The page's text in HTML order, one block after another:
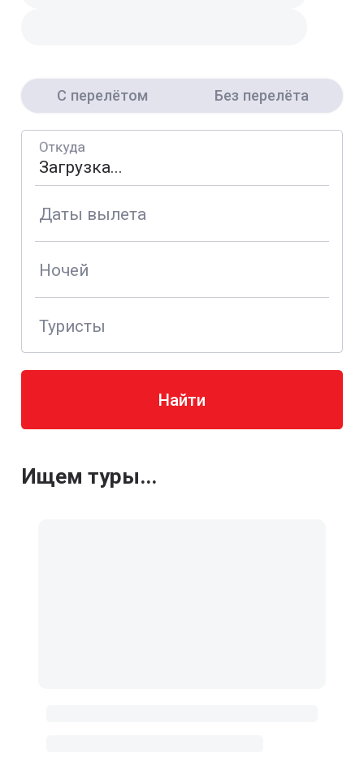
С перелётом Без перелёта
Откуда
Даты вылета
Ночей
Туристы
Найти
Ищем туры...